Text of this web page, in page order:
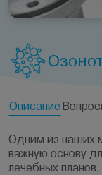
Описание
Одним из наших
важную основу
лечебных